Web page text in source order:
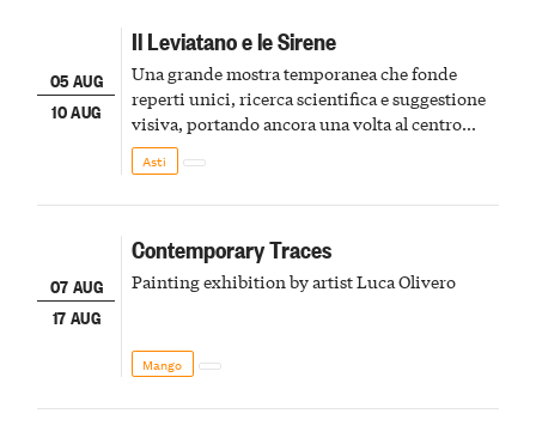
05 AUG
10 AUG
Il Leviatano e le Sirene
Una grande mostra temporanea che fonde
reperti unici, ricerca scientifica e suggestione
visiva, portando ancora una volta al centro
della scena le meraviglie del passato astigiano
Asti
07 AUG
17 AUG
Contemporary Traces
Painting exhibition by artist Luca Olivero
Mango